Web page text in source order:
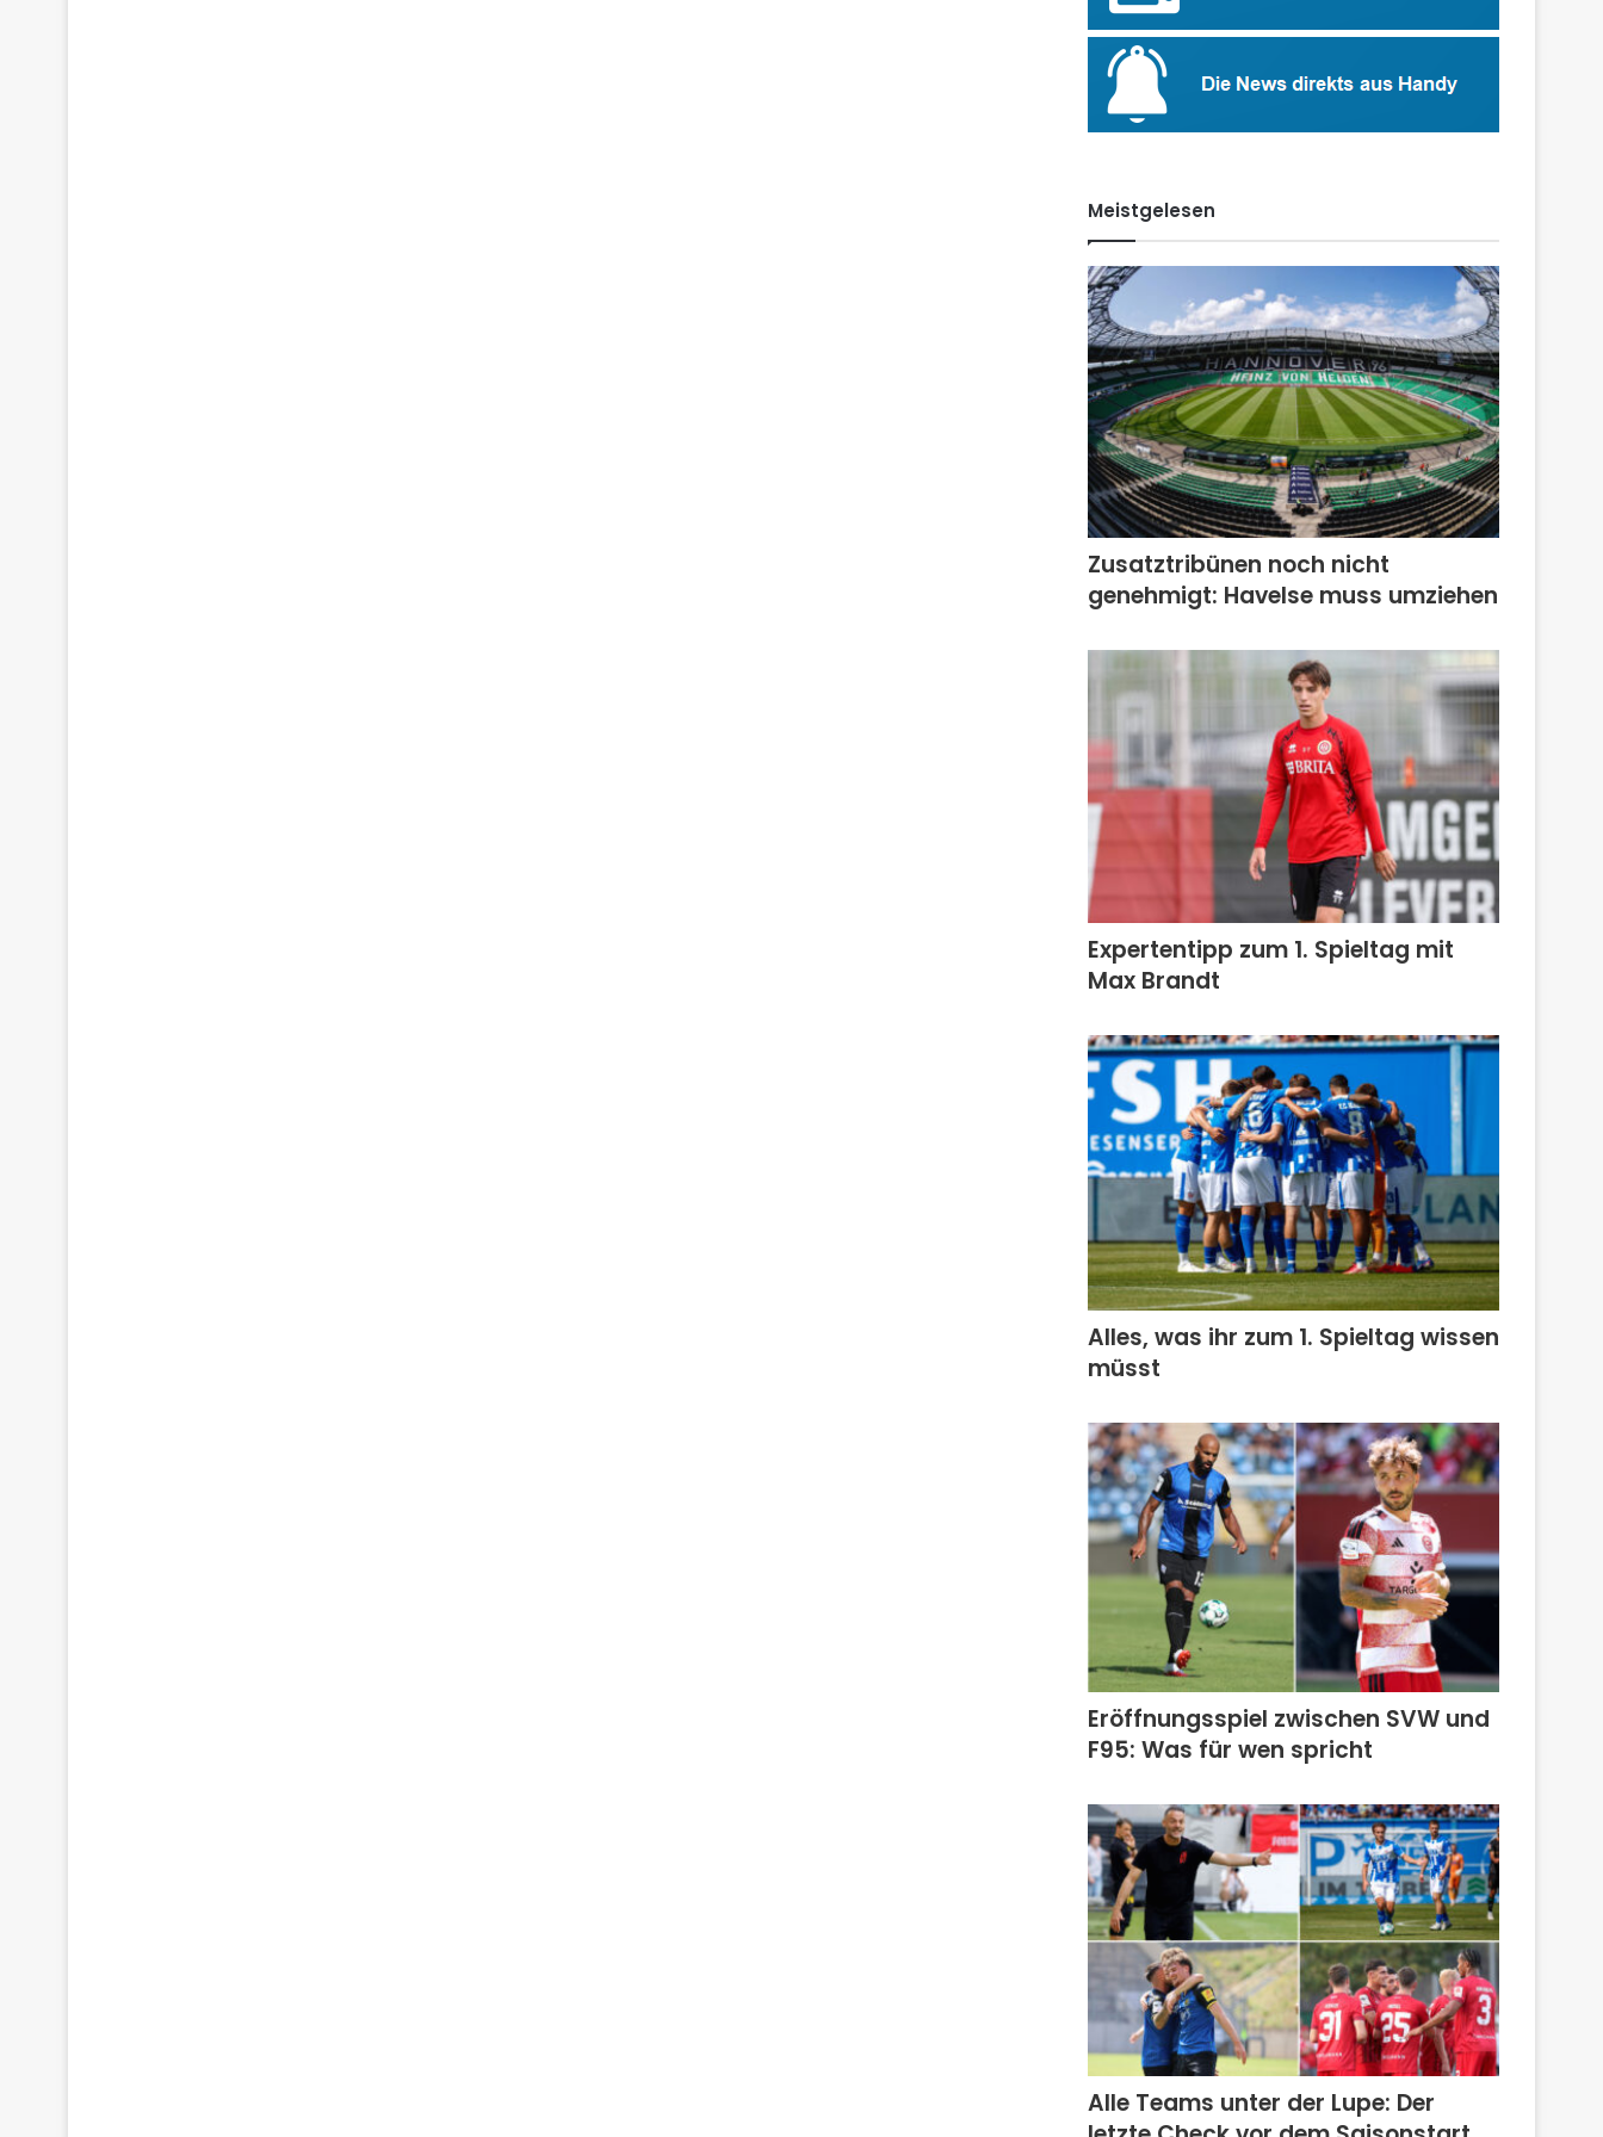
Meistgelesen
Zusatztribünen noch nicht
genehmigt: Havelse muss umziehen
Expertentipp zum 1. Spieltag mit
Max Brandt
Alles, was ihr zum 1. Spieltag wissen
müsst
Eröffnungsspiel zwischen SVW und
F95: Was für wen spricht
Alle Teams unter der Lupe: Der